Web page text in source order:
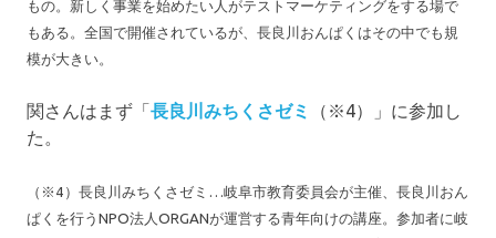
もの。新しく事業を始めたい人がテストマーケティングをする場で
もある。全国で開催されているが、長良川おんぱくはその中でも規
模が大きい。
関さんはまず「長良川みちくさゼミ
（※4）」に参加し
た。
（※4）長良川みちくさゼミ…岐阜市教育委員会が主催、長良川おん
ぱくを行うNPO法人ORGANが運営する青年向けの講座。参加者に岐